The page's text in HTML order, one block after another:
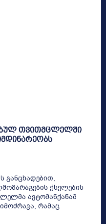
თვითმცლელში
ქსელების
ავტომანქანამ
რამაც